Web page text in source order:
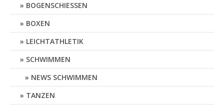
BOGENSCHIESSEN
BOXEN
LEICHTATHLETIK
SCHWIMMEN
NEWS SCHWIMMEN
TANZEN